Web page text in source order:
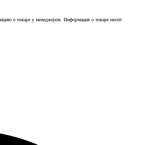
о товаре у менеджеров. Информация о товаре носит